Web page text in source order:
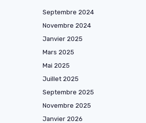
Septembre 2024
Novembre 2024
Janvier 2025
Mars 2025
Mai 2025
Juillet 2025
Septembre 2025
Novembre 2025
Janvier 2026